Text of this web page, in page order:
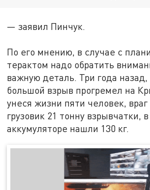
— заявил Пинчук.
По его мнению, в случае с
терактом надо обратить
важную деталь. Три года назад,
большой взрыв прогремел на
унеся жизни пяти человек,
грузовик 21 тонну взрывчатки,
аккумуляторе нашли 130 кг.